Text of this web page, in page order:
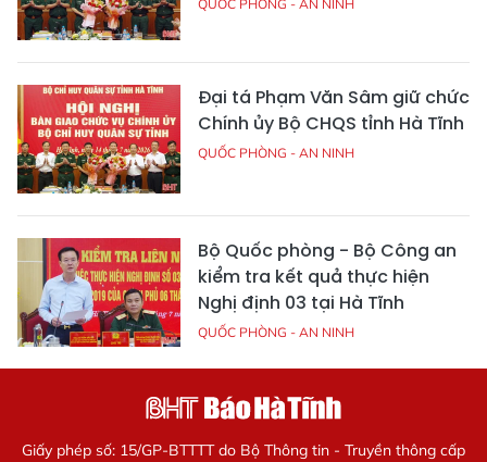
QUỐC PHÒNG - AN NINH
Đại tá Phạm Văn Sâm giữ chức
Chính ủy Bộ CHQS tỉnh Hà Tĩnh
QUỐC PHÒNG - AN NINH
Bộ Quốc phòng - Bộ Công an
kiểm tra kết quả thực hiện
Nghị định 03 tại Hà Tĩnh
QUỐC PHÒNG - AN NINH
Giấy phép số: 15/GP-BTTTT do Bộ Thông tin - Truyền thông cấp